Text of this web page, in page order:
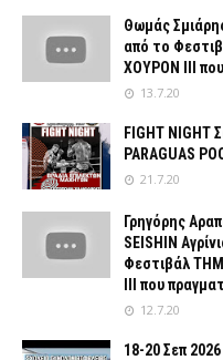
Θωμάς
από το
ΧΟΥΡΟΝ ΙΙΙ
13.7.20
FIGHT
PARAGUAS
21.7.20
Γρηγόρης
SEISHIN
Φεστιβάλ
ΙΙΙ που
12.7.20
18-20 Σεπ